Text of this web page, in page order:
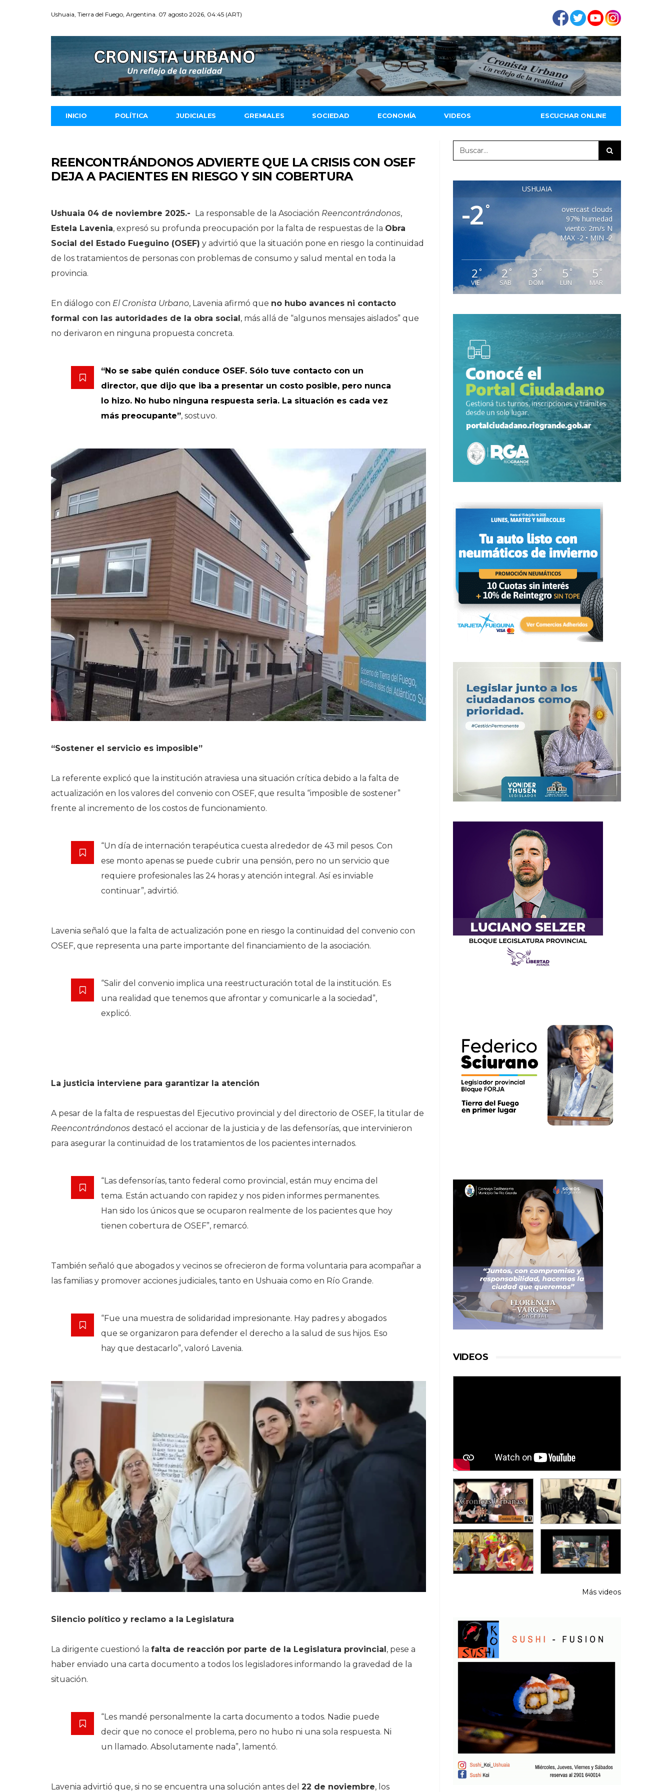
Ushuaia, Tierra del Fuego, Argentina. 07 agosto 2026, 04:45 (ART)
INICIO POLÍTICA JUDICIALES GREMIALES SOCIEDAD ECONOMÍA VIDEOS ESCUCHAR ONLINE
REENCONTRÁNDONOS ADVIERTE QUE LA CRISIS CON OSEF
DEJA A PACIENTES EN RIESGO Y SIN COBERTURA
Ushuaia 04 de noviembre 2025.- La responsable de la Asociación Reencontrándonos,
Estela Lavenia, expresó su profunda preocupación por la falta de respuestas de la Obra
Social del Estado Fueguino (OSEF) y advirtió que la situación pone en riesgo la continuidad
de los tratamientos de personas con problemas de consumo y salud mental en toda la
provincia.
En diálogo con El Cronista Urbano, Lavenia afirmó que no hubo avances ni contacto
formal con las autoridades de la obra social, más allá de “algunos mensajes aislados” que
no derivaron en ninguna propuesta concreta.
“No se sabe quién conduce OSEF. Sólo tuve contacto con un
director, que dijo que iba a presentar un costo posible, pero nunca
lo hizo. No hubo ninguna respuesta seria. La situación es cada vez
más preocupante”, sostuvo.
“Sostener el servicio es imposible”
La referente explicó que la institución atraviesa una situación crítica debido a la falta de
actualización en los valores del convenio con OSEF, que resulta “imposible de sostener”
frente al incremento de los costos de funcionamiento.
“Un día de internación terapéutica cuesta alrededor de 43 mil pesos. Con
ese monto apenas se puede cubrir una pensión, pero no un servicio que
requiere profesionales las 24 horas y atención integral. Así es inviable
continuar”, advirtió.
Lavenia señaló que la falta de actualización pone en riesgo la continuidad del convenio con
OSEF, que representa una parte importante del financiamiento de la asociación.
“Salir del convenio implica una reestructuración total de la institución. Es
una realidad que tenemos que afrontar y comunicarle a la sociedad”,
explicó.
La justicia interviene para garantizar la atención
A pesar de la falta de respuestas del Ejecutivo provincial y del directorio de OSEF, la titular de
Reencontrándonos destacó el accionar de la justicia y de las defensorías, que intervinieron
para asegurar la continuidad de los tratamientos de los pacientes internados.
“Las defensorías, tanto federal como provincial, están muy encima del
tema. Están actuando con rapidez y nos piden informes permanentes.
Han sido los únicos que se ocuparon realmente de los pacientes que hoy
tienen cobertura de OSEF”, remarcó.
También señaló que abogados y vecinos se ofrecieron de forma voluntaria para acompañar a
las familias y promover acciones judiciales, tanto en Ushuaia como en Río Grande.
“Fue una muestra de solidaridad impresionante. Hay padres y abogados
que se organizaron para defender el derecho a la salud de sus hijos. Eso
hay que destacarlo”, valoró Lavenia.
Silencio político y reclamo a la Legislatura
La dirigente cuestionó la falta de reacción por parte de la Legislatura provincial, pese a
haber enviado una carta documento a todos los legisladores informando la gravedad de la
situación.
“Les mandé personalmente la carta documento a todos. Nadie puede
decir que no conoce el problema, pero no hubo ni una sola respuesta. Ni
un llamado. Absolutamente nada”, lamentó.
Lavenia advirtió que, si no se encuentra una solución antes del 22 de noviembre, los
USHUAIA
-2°
overcast clouds
97% humedad
viento: 2m/s N
MAX -2 • MIN -2
2°
VIE
2 °
SAB
3 °
DOM
5 °
LUN
5 °
MAR
VIDEOS
Más videos